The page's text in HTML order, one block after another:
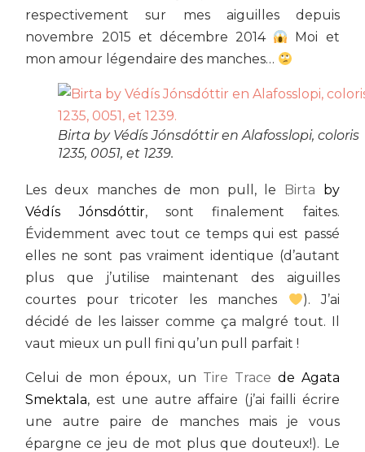
respectivement sur mes aiguilles depuis
novembre 2015 et décembre 2014
Moi et
mon amour légendaire des manches…
Birta by Védís Jónsdóttir en Alafosslopi, coloris
1235, 0051, et 1239.
Les deux manches de mon pull, le Birta
by
Védís Jónsdóttir, sont finalement faites.
Évidemment avec tout ce temps qui est passé
elles ne sont pas vraiment identique (d’autant
plus que j’utilise maintenant des aiguilles
courtes pour tricoter les manches
). J’ai
décidé de les laisser comme ça malgré tout. Il
vaut mieux un pull fini qu’un pull parfait !
Celui de mon époux, un Tire Trace de Agata
Smektala, est une autre affaire (j’ai failli écrire
une autre paire de manches mais je vous
épargne ce jeu de mot plus que douteux!). Le